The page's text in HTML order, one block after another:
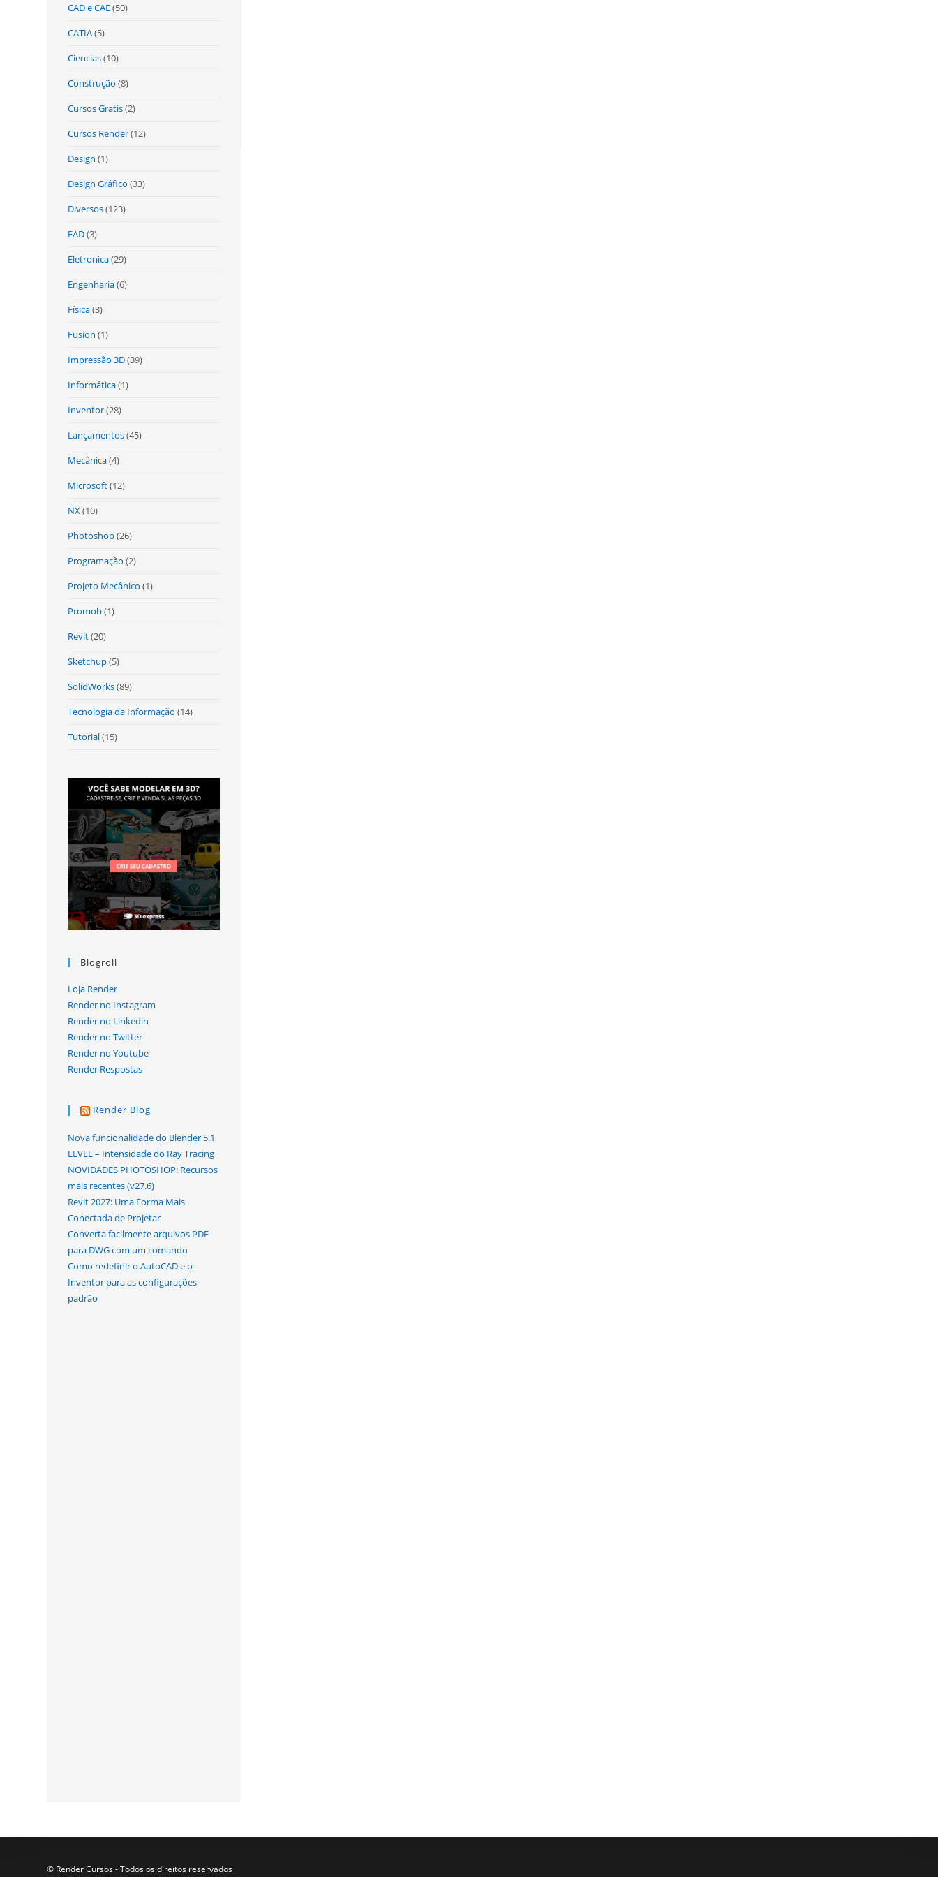
CAD e CAE(50)
CATIA(5)
Ciencias(10)
Construção (8)
Cursos Gratis(2)
Cursos Render(12)
Design (1)
Design Gráfico (33)
Diversos(123)
EAD(3)
Eletronica(29)
Engenharia(6)
Física(3)
Fusion (1)
Impressão 3D(39)
Informática(1)
Inventor(28)
Lançamentos(45)
Mecânica(4)
Microsoft(12)
NX(10)
Photoshop(26)
Programação (2)
Projeto Mecânico (1)
Promob(1)
Revit(20)
Sketchup(5)
SolidWorks(89)
Tecnologia da Informação (14)
Tutorial(15)
Blogroll
Loja Render
Render no Instagram
Render no Linkedin
Render no Twitter
Render no Youtube
Render Respostas
Render Blog
Nova funcionalidade do Blender 5.1
EEVEE – Intensidade do Ray Tracing
NOVIDADES PHOTOSHOP: Recursos
mais recentes (v27.6)
Revit 2027: Uma Forma Mais
Conectada de Projetar
Converta facilmente arquivos PDF
para DWG com um comando
Como redefinir o AutoCAD e o
Inventor para as configurações
padrão
© Render Cursos - Todos os direitos reservados